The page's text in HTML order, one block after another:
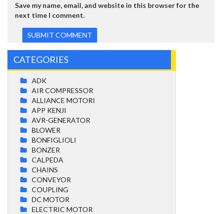
Save my name, email, and website in this browser for the
next time I comment.
CATEGORIES
ADK
AIR COMPRESSOR
ALLIANCE MOTORI
APP KENJI
AVR-GENERATOR
BLOWER
BONFIGLIOLI
BONZER
CALPEDA
CHAINS
CONVEYOR
COUPLING
DC MOTOR
ELECTRIC MOTOR